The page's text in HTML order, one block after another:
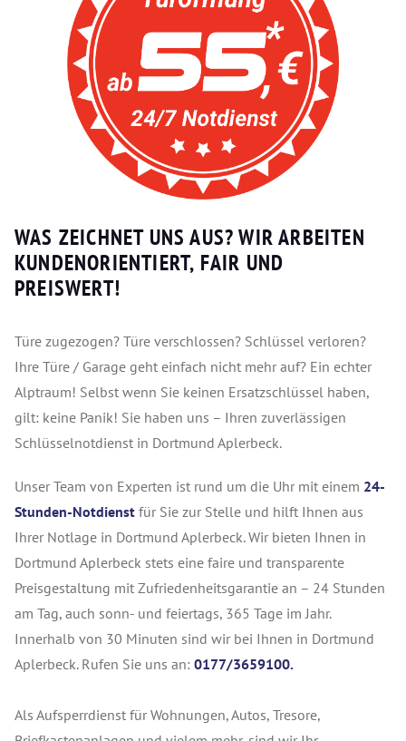
WAS ZEICHNET UNS AUS? WIR ARBEITEN
KUNDENORIENTIERT, FAIR UND
PREISWERT!
Türe zugezogen? Türe verschlossen? Schlüssel verloren?
Ihre Türe / Garage geht einfach nicht mehr auf? Ein echter
Alptraum! Selbst wenn Sie keinen Ersatzschlüssel haben,
gilt: keine Panik! Sie haben uns – Ihren zuverlässigen
Schlüsselnotdienst in Dortmund Aplerbeck.
Unser Team von Experten ist rund um die Uhr mit einem 24-
Stunden-Notdienst für Sie zur Stelle und hilft Ihnen aus
Ihrer Notlage in Dortmund Aplerbeck. Wir bieten Ihnen in
Dortmund Aplerbeck stets eine faire und transparente
Preisgestaltung mit Zufriedenheitsgarantie an – 24 Stunden
am Tag, auch sonn- und feiertags, 365 Tage im Jahr.
Innerhalb von 30 Minuten sind wir bei Ihnen in Dortmund
Aplerbeck. Rufen Sie uns an: 0177/3659100.
Als Aufsperrdienst für Wohnungen, Autos, Tresore,